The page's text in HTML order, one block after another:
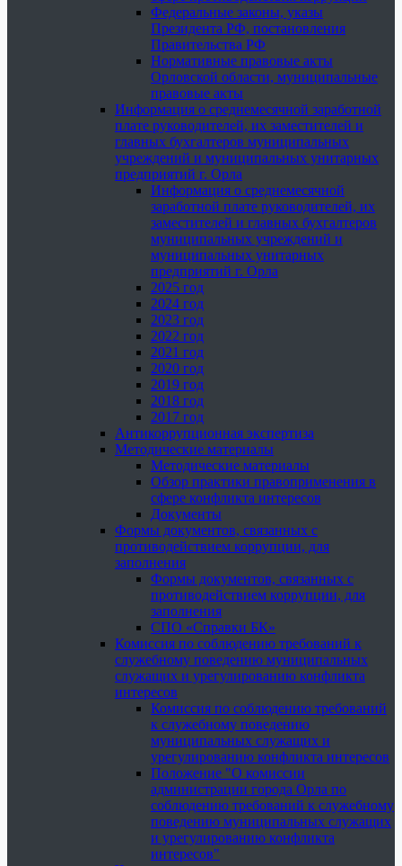
Федеральные законы, указы
Президента РФ, постановления
Правительства РФ
Нормативные правовые акты
Орловской области, муниципальные
правовые акты
Информация о среднемесячной заработной
плате руководителей, их заместителей и
главных бухгалтеров муниципальных
учреждений и муниципальных унитарных
предприятий г. Орла
Информация о среднемесячной
заработной плате руководителей, их
заместителей и главных бухгалтеров
муниципальных учреждений и
муниципальных унитарных
предприятий г. Орла
2025 год
2024 год
2023 год
2022 год
2021 год
2020 год
2019 год
2018 год
2017 год
Антикоррупционная экспертиза
Методические материалы
Методические материалы
Обзор практики правоприменения в
сфере конфликта интересов
Документы
Формы документов, связанных с
противодействием коррупции, для
заполнения
Формы документов, связанных с
противодействием коррупции, для
заполнения
СПО «Справки БК»
Комиссия по соблюдению требований к
служебному поведению муниципальных
служащих и урегулированию конфликта
интересов
Комиссия по соблюдению требований
к служебному поведению
муниципальных служащих и
урегулированию конфликта интересов
Положение "О комиссии
администрации города Орла по
соблюдению требований к служебному
поведению муниципальных служащих
и урегулированию конфликта
интересов"